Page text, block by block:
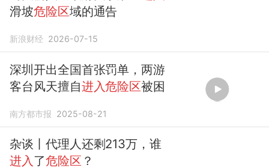
滑坡危险区域的通告
新浪财经 2026-07-15
深圳开出全国首张罚单，两游
客台风天擅自进入危险区被困
南方都市报 2025-08-21
杂谈丨代理人还剩213万，谁
进入了危险区 ？